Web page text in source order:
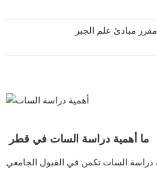
مقرر مبادئ علم الجبر
ما أهمية دراسة السات في قطر